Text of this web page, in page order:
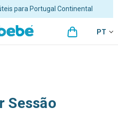
para Portugal Continental
PT
Sessão